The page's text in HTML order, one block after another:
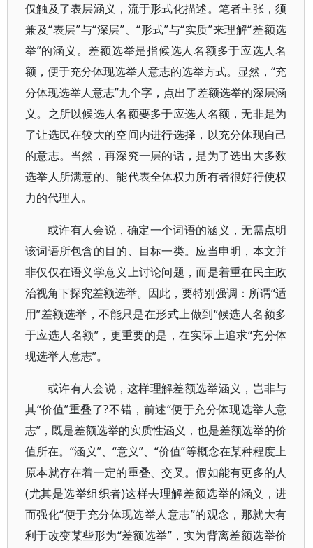
仅触及了表层涵义，流于形式化描述。笔者主张，须
兼及“表层”与“深层”、“形式”与“实质”来理解“差额选
举”的涵义。差额选举是指候选人名额多于应选人名
额，便于充分体现选举人意志的选举方式。显然，“充
分体现选举人意志”九个字，点出了差额选举的深层涵
义。之所以候选人名额要多于应选人名额，无非是为
了让选民在较大的空间内进行选择，以充分体现自己
的意志。当然，再深究一层的话，是为了选出大多数
选举人所满意的、能代表全体权力所有者很好行使权
力的代理人。
或许有人会说，确定一个词语的涵义，无需点明
该词语所包含的目的、目标一类。应当申明，本文并
非仅仅在语义学意义上讨论问题，而是着重在民主政
治视角下探究差额选举。因此，要特别强调：所谓“适
用”差额选举，不能只是在形式上做到“候选人名额多
于应选人名额”，更重要的是，在实际上追求“充分体
现选举人意志”。
或许有人会说，这样理解差额选举涵义，岂非与
其“价值”重叠了?不错，前述“便于充分体现选举人意
志”，既是差额选举的实质性涵义，也是差额选举的价
值所在。“涵义”、“意义”、“价值”等概念在某种程度上
原本就存在着一定的重叠、交叉。假如能有更多的人
(尤其是选举组织者)这样去理解差额选举的涵义，进
而强化“便于充分体现选举人意志”的观念，那就大有
利于改变某些形为“差额选举”，实为背离差额选举价